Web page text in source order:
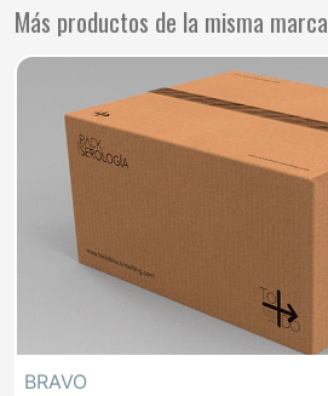
Más productos de la misma marca
BRAVO